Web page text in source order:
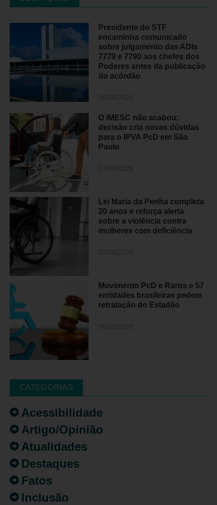
Presidente do STF
encaminha comunicado
sobre julgamento das ADIs
7779 e 7790 aos chefes dos
Poderes antes da publicação
do acórdão
O IMESC não acabou:
decisão cria novas dúvidas
para o IPVA PcD em São
Paulo
Lei Maria da Penha completa
20 anos e reforça alerta
sobre a violência contra
mulheres com deficiência
Movimento PcD e Raros e 57
entidades brasileiras pedem
retratação do Estadão
CATEGORIAS
Acessibilidade
Artigo/Opinião
Atualidades
Destaques
Fatos
Inclusão